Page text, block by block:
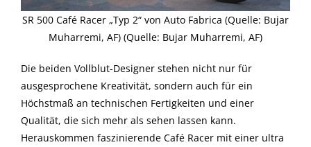
SR 500 Café Racer „Typ 2“ von Auto Fabrica (Quelle: Bujar
Muharremi, AF) (Quelle: Bujar Muharremi, AF)
Die beiden Vollblut-Designer stehen nicht nur für
ausgesprochene Kreativität, sondern auch für ein
Höchstmaß an technischen Fertigkeiten und einer
Qualität, die sich mehr als sehen lassen kann.
Herauskommen faszinierende Café Racer mit einer ultra